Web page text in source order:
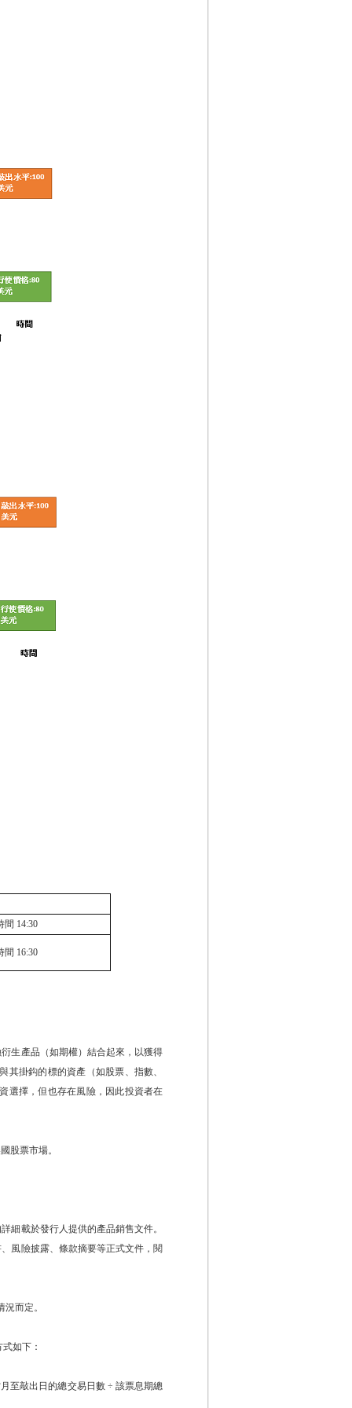
間 14:30
間 16:30
生產品（如期權）結合起來，以獲得
其掛鈎的標的資產（如股票、指數、
選擇，但也存在風險，因此投資者在
股票市場。
細載於發行人提供的產品銷售文件。
風險披露、條款摘要等正式文件，閱
況而定。
如下：
至敲出日的總交易日數 ÷ 該票息期總